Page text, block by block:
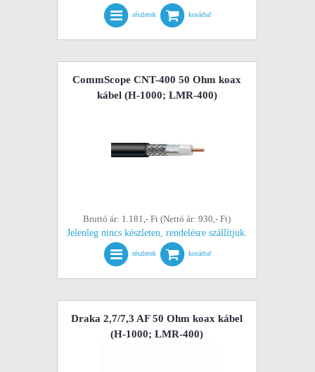
részletek kosárba!
CommScope CNT-400 50 Ohm koax
kábel (H-1000; LMR-400)
Bruttó ár: 1.181,- Ft (Nettó ár: 930,- Ft)
Jelenleg nincs készleten, rendelésre szállítjuk.
részletek kosárba!
Draka 2,7/7,3 AF 50 Ohm koax kábel
(H-1000; LMR-400)